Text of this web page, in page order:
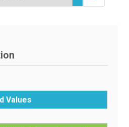
Values